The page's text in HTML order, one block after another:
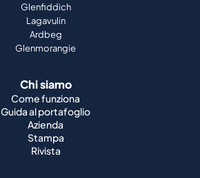
Glenfiddich
Lagavulin
Ardbeg
Glenmorangie
Chi siamo
Come funziona
Guida al portafoglio
Azienda
Stampa
Rivista